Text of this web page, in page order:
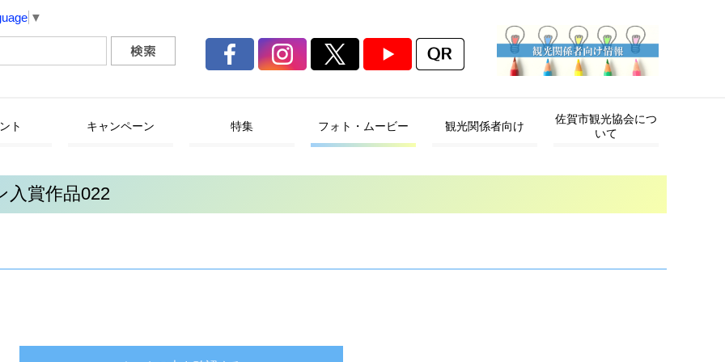
▼
ト キャンペーン 特集 フォト・ムービー 観光関係者向け
佐賀市観光協会につ
いて
入賞作品022